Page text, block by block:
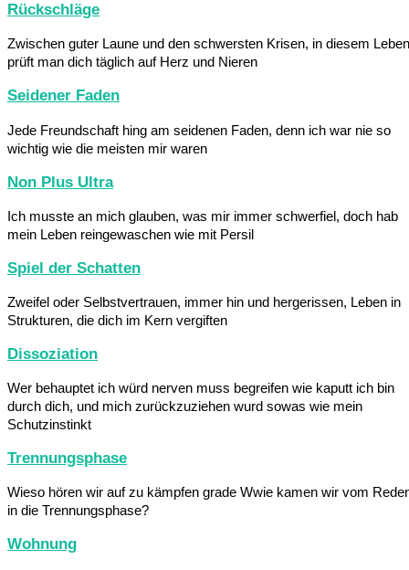
Rückschläge
Zwischen guter Laune und den schwersten Krisen, in diesem Leben
prüft man dich täglich auf Herz und Nieren
Seidener Faden
Jede Freundschaft hing am seidenen Faden, denn ich war nie so
wichtig wie die meisten mir waren
Non Plus Ultra
Ich musste an mich glauben, was mir immer schwerfiel, doch hab
mein Leben reingewaschen wie mit Persil
Spiel der Schatten
Zweifel oder Selbstvertrauen, immer hin und hergerissen, Leben in
Strukturen, die dich im Kern vergiften
Dissoziation
Wer behauptet ich würd nerven muss begreifen wie kaputt ich bin
durch dich, und mich zurückzuziehen wurd sowas wie mein
Schutzinstinkt
Trennungsphase
Wieso hören wir auf zu kämpfen grade Wwie kamen wir vom
in die Trennungsphase?
Wohnung